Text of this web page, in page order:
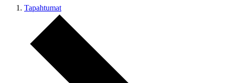
Tapahtumat